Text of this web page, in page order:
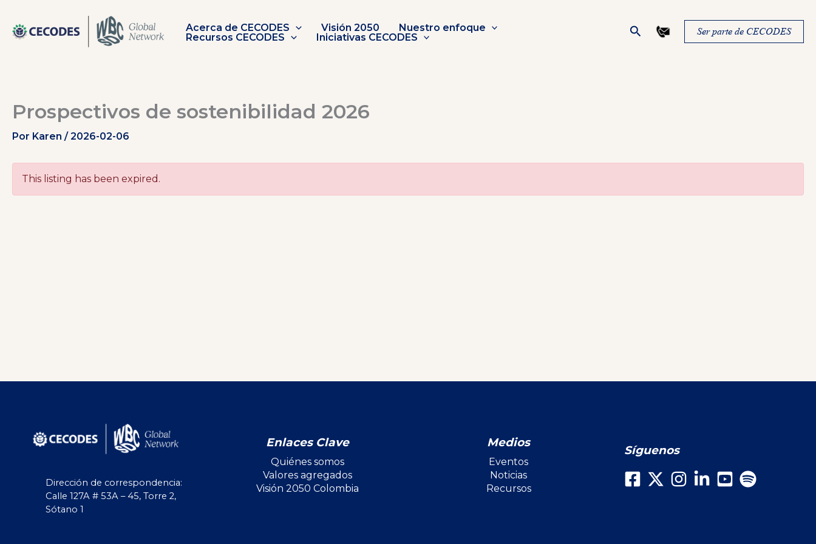
contenido
Acerca de CECODES Visión 2050
Nuestro enfoque
Recursos CECODES
Iniciativas CECODES Buscar Ser parte de CECODES
Prospectivos de sostenibilidad 2026
Por Karen /2026-02-06
This listing has been expired.
Dirección de correspondencia:
Calle 127A # 53A – 45, Torre 2,
Sótano 1
Enlaces Clave
Quiénes somos
Valores agregados
Visión 2050 Colombia
Medios
Eventos
Noticias
Recursos
Síguenos